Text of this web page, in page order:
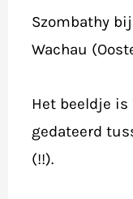
Szombathy
Wachau
Het beeldje is
gedateerd
(!!).